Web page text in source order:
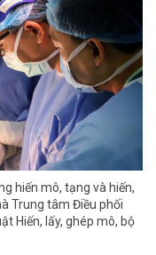
hiến mô, tạng và hiến,
Trung tâm Điều phối
Hiến, lấy, ghép mô, bộ